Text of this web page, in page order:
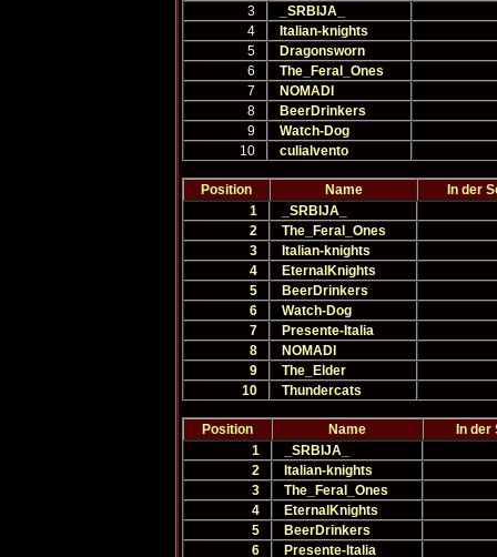
3
_SRBIJA_
4
Italian-knights
5
Dragonsworn
6
The_Feral_Ones
7
NOMADI
8
BeerDrinkers
9
Watch-Dog
10
culialvento
Position Name
In der
1
_SRBIJA_
2
The_Feral_Ones
3
Italian-knights
4
EternalKnights
5
BeerDrinkers
6
Watch-Dog
7
Presente-Italia
8
NOMADI
9
The_Elder
10
Thundercats
Position Name
In
1
_SRBIJA_
2
Italian-knights
3
The_Feral_Ones
4
EternalKnights
5
BeerDrinkers
6
Presente-Italia